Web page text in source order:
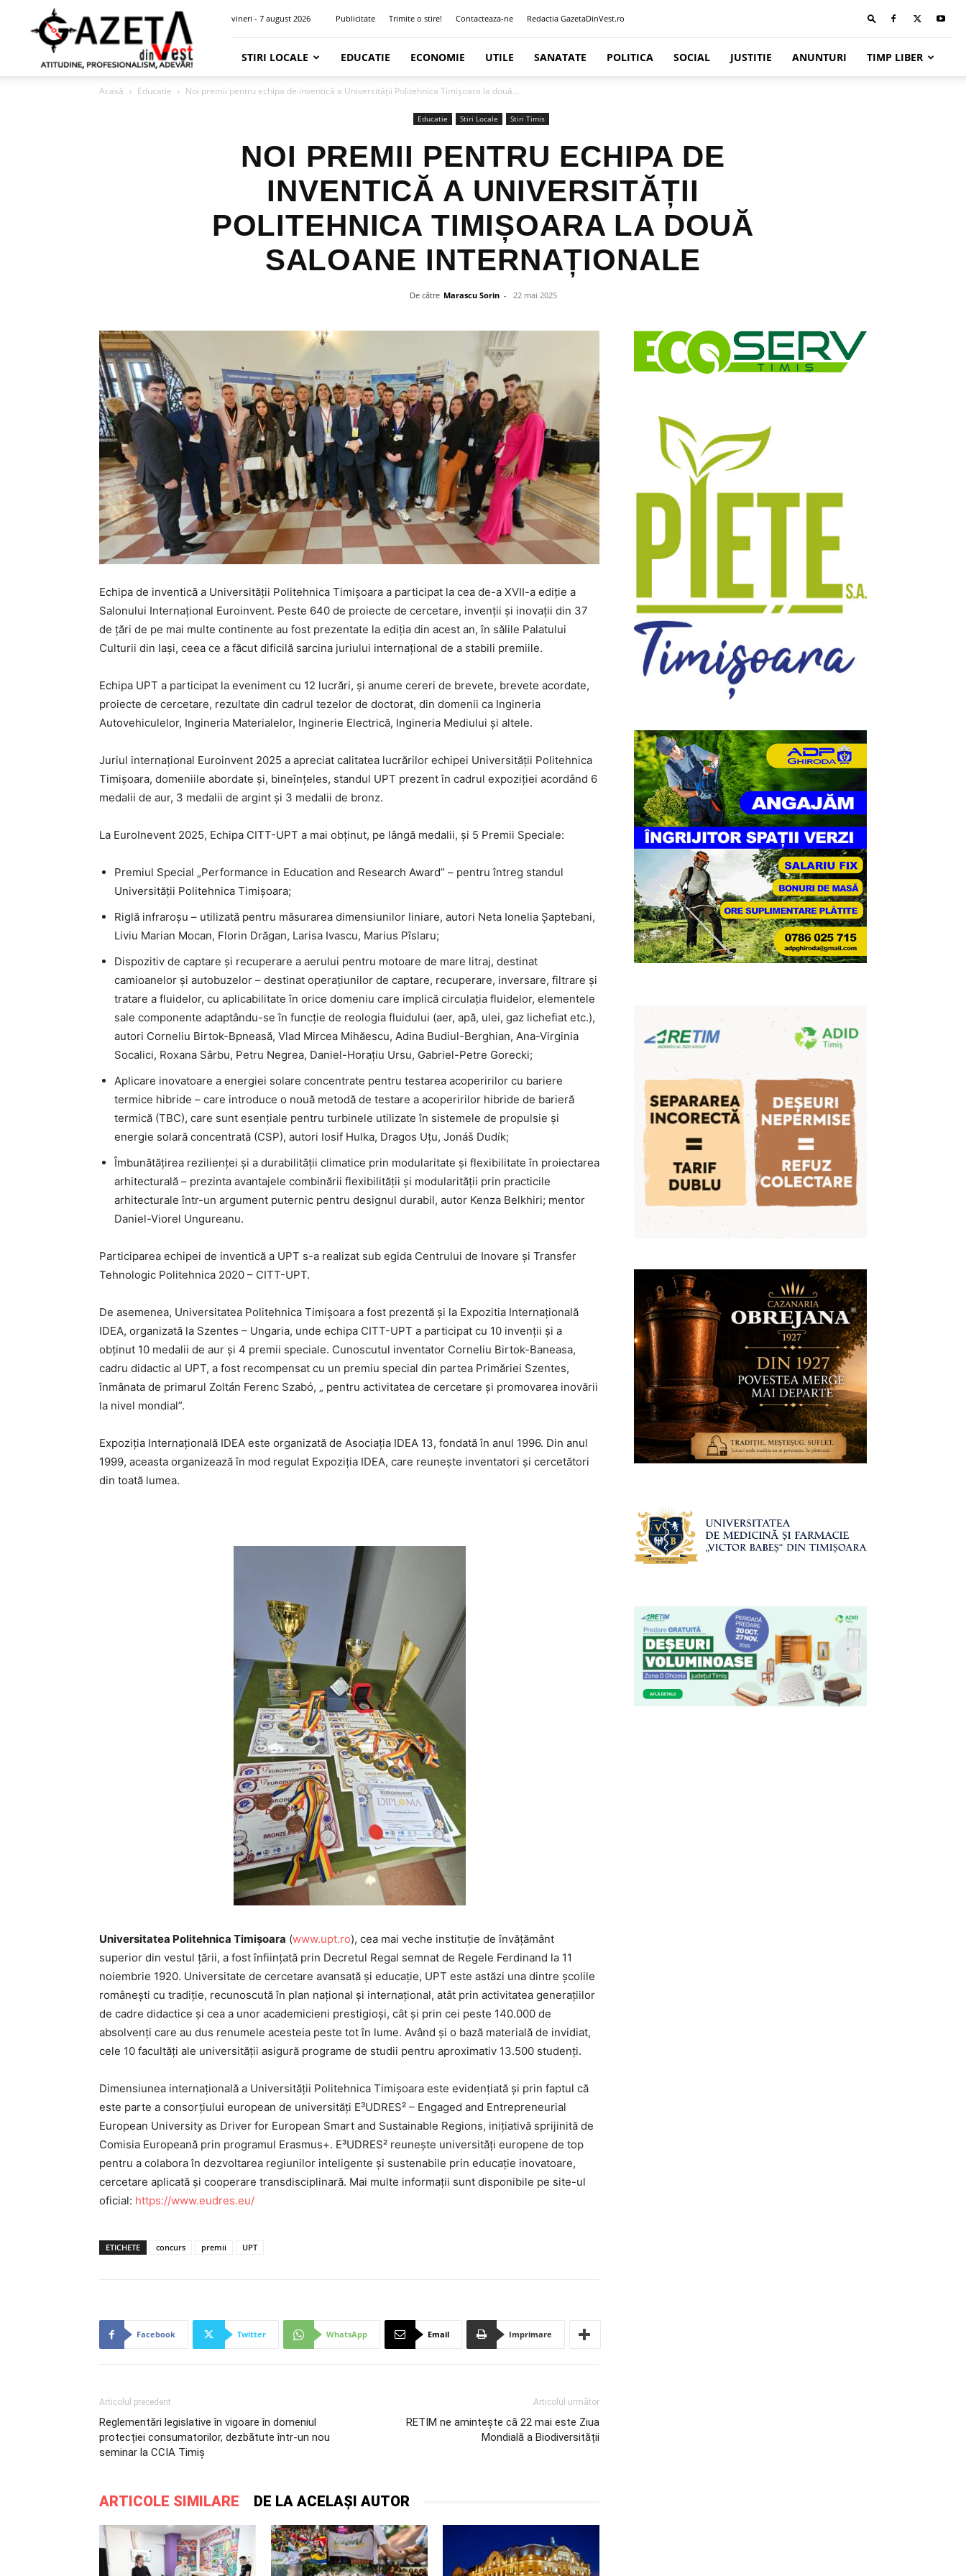
Gazeta
din
Vest
vineri - 7 august 2026 Publicitate Trimite o stire! Contacteaza-ne Redactia GazetaDinVest.ro
STIRI LOCALE EDUCATIE ECONOMIE UTILE SANATATE POLITICA SOCIAL JUSTITIE ANUNTURI TIMP LIBER
Acasă Educatie Noi premii pentru echipa de inventică a Universității Politehnica Timișoara la două...
Educatie Stiri Locale Stiri Timis
NOI PREMII PENTRU ECHIPA DE
INVENTICĂ A UNIVERSITĂȚII
POLITEHNICA TIMIȘOARA LA DOUĂ
SALOANE INTERNAȚIONALE
De către Marascu Sorin - 22 mai 2025
Echipa de inventică a Universității Politehnica Timișoara a participat la cea de-a XVII-a ediție a
Salonului Internațional Euroinvent. Peste 640 de proiecte de cercetare, invenții și inovații din 37
de țări de pe mai multe continente au fost prezentate la ediția din acest an, în sălile Palatului
Culturii din Iași, ceea ce a făcut dificilă sarcina juriului internațional de a stabili premiile.
Echipa UPT a participat la eveniment cu 12 lucrări, și anume cereri de brevete, brevete acordate,
proiecte de cercetare, rezultate din cadrul tezelor de doctorat, din domenii ca Ingineria
Autovehiculelor, Ingineria Materialelor, Inginerie Electrică, Ingineria Mediului și altele.
Juriul internațional Euroinvent 2025 a apreciat calitatea lucrărilor echipei Universității Politehnica
Timișoara, domeniile abordate și, bineînțeles, standul UPT prezent în cadrul expoziției acordând 6
medalii de aur, 3 medalii de argint și 3 medalii de bronz.
La EuroInevent 2025, Echipa CITT-UPT a mai obținut, pe lângă medalii, și 5 Premii Speciale:
Premiul Special „Performance in Education and Research Award” – pentru întreg standul
Universității Politehnica Timișoara;
Riglă infraroșu – utilizată pentru măsurarea dimensiunilor liniare, autori Neta Ionelia Șaptebani,
Liviu Marian Mocan, Florin Drăgan, Larisa Ivascu, Marius Pîslaru;
Dispozitiv de captare și recuperare a aerului pentru motoare de mare litraj, destinat
camioanelor și autobuzelor – destinat operațiunilor de captare, recuperare, inversare, filtrare și
tratare a fluidelor, cu aplicabilitate în orice domeniu care implică circulația fluidelor, elementele
sale componente adaptându-se în funcție de reologia fluidului (aer, apă, ulei, gaz lichefiat etc.),
autori Corneliu Birtok-Bpneasă, Vlad Mircea Mihăescu, Adina Budiul-Berghian, Ana-Virginia
Socalici, Roxana Sârbu, Petru Negrea, Daniel-Horațiu Ursu, Gabriel-Petre Gorecki;
Aplicare inovatoare a energiei solare concentrate pentru testarea acoperirilor cu bariere
termice hibride – care introduce o nouă metodă de testare a acoperirilor hibride de barieră
termică (TBC), care sunt esențiale pentru turbinele utilizate în sistemele de propulsie și
energie solară concentrată (CSP), autori Iosif Hulka, Dragos Uțu, Jonáš Dudík;
Îmbunătățirea rezilienței și a durabilității climatice prin modularitate și flexibilitate în proiectarea
arhitecturală – prezinta avantajele combinării flexibilității și modularității prin practicile
arhitecturale într-un argument puternic pentru designul durabil, autor Kenza Belkhiri; mentor
Daniel-Viorel Ungureanu.
Participarea echipei de inventică a UPT s-a realizat sub egida Centrului de Inovare și Transfer
Tehnologic Politehnica 2020 – CITT-UPT.
De asemenea, Universitatea Politehnica Timișoara a fost prezentă și la Expozitia Internațională
IDEA, organizată la Szentes – Ungaria, unde echipa CITT-UPT a participat cu 10 invenții și a
obținut 10 medalii de aur și 4 premii speciale. Cunoscutul inventator Corneliu Birtok-Baneasa,
cadru didactic al UPT, a fost recompensat cu un premiu special din partea Primăriei Szentes,
înmânata de primarul Zoltán Ferenc Szabó, „ pentru activitatea de cercetare și promovarea inovării
la nivel mondial”.
Expoziția Internațională IDEA este organizată de Asociația IDEA 13, fondată în anul 1996. Din anul
1999, aceasta organizează în mod regulat Expoziția IDEA, care reunește inventatori și cercetători
din toată lumea.
Universitatea Politehnica Timișoara (www.upt.ro), cea mai veche instituție de învățământ
superior din vestul țării, a fost înființată prin Decretul Regal semnat de Regele Ferdinand la 11
noiembrie 1920. Universitate de cercetare avansată şi educaţie, UPT este astăzi una dintre şcolile
româneşti cu tradiţie, recunoscută în plan naţional şi internaţional, atât prin activitatea generaţiilor
de cadre didactice şi cea a unor academicieni prestigioşi, cât și prin cei peste 140.000 de
absolvenți care au dus renumele acesteia peste tot în lume. Având și o bază materială de invidiat,
cele 10 facultăţi ale universităţii asigură programe de studii pentru aproximativ 13.500 studenţi.
Dimensiunea internațională a Universității Politehnica Timișoara este evidențiată și prin faptul că
este parte a consorțiului european de universități E³UDRES² – Engaged and Entrepreneurial
European University as Driver for European Smart and Sustainable Regions, inițiativă sprijinită de
Comisia Europeană prin programul Erasmus+. E³UDRES² reunește universități europene de top
pentru a colabora în dezvoltarea regiunilor inteligente și sustenabile prin educație inovatoare,
cercetare aplicată și cooperare transdisciplinară. Mai multe informații sunt disponibile pe site-ul
oficial: https://www.eudres.eu/
ETICHETE concurs premii UPT
Facebook Twitter WhatsApp Email Imprimare
Articolul precedent
Reglementări legislative în vigoare în domeniul
protecției consumatorilor, dezbătute într-un nou
seminar la CCIA Timiș
Articolul următor
RETIM ne amintește că 22 mai este Ziua
Mondială a Biodiversității
ARTICOLE SIMILARE DE LA ACELAȘI AUTOR